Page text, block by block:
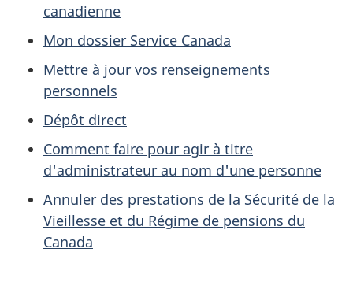
canadienne
Mon dossier Service Canada
Mettre à jour vos renseignements
personnels
Dépôt direct
Comment faire pour agir à titre
d'administrateur au nom d'une personne
Annuler des prestations de la Sécurité de la
Vieillesse et du Régime de pensions du
Canada